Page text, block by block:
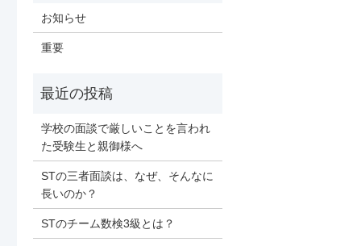
お知らせ
重要
学校の面談で厳しいことを言われ
た受験生と親御様へ
STの三者面談は、なぜ、そんなに
長いのか？
STのチーム数検3級とは？